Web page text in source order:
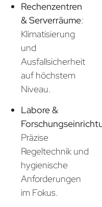
Rechenzentren
& Serverräume:
Klimatisierung
und
Ausfallsicherheit
auf höchstem
Niveau.
Labore &
Präzise
Regeltechnik und
hygienische
Anforderungen
im Fokus.